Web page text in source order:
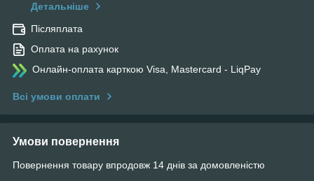
Детальніше
Післяплата
Оплата на рахунок
Онлайн-оплата карткою Visa, Mastercard - LiqPay
Всі умови оплати
Умови повернення
Повернення товару впродовж 14 днів за домовленістю